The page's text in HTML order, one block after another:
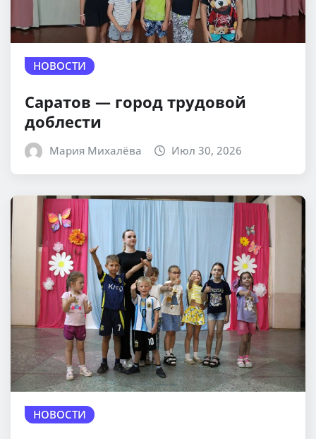
НОВОСТИ
Саратов — город трудовой
доблести
Мария Михалёва Июл 30, 2026
НОВОСТИ